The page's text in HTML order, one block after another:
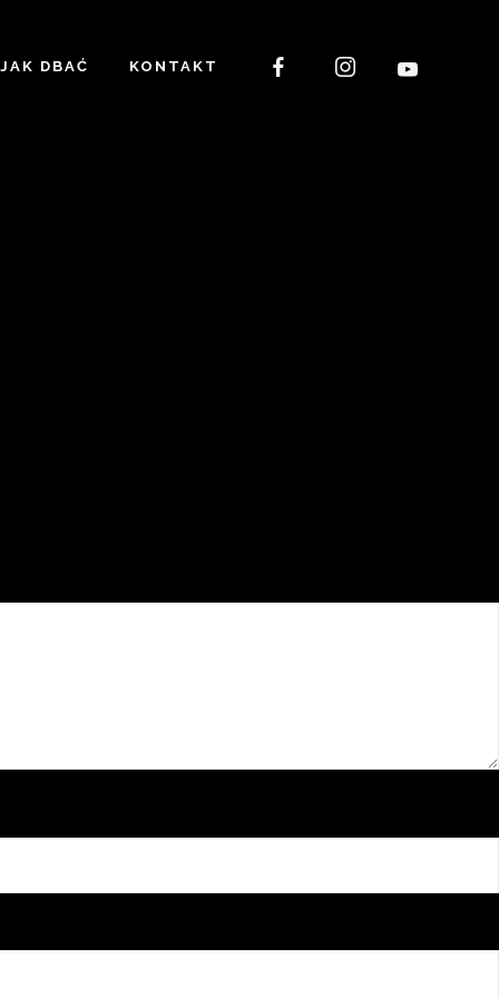
JAK DBAĆ KONTAKT